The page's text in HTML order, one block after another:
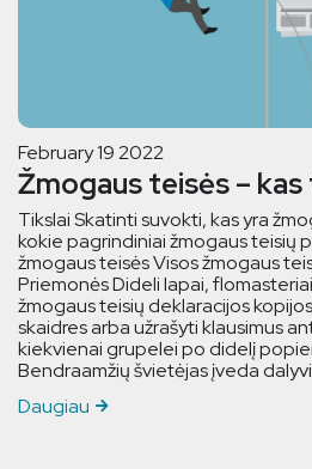
February 19 2022
Žmogaus teisės – kas
Tikslai Skatinti suvokti, kas yra
kokie pagrindiniai žmogaus teisių
žmogaus teisės Visos žmogaus
Priemonės Dideli lapai,
žmogaus teisių deklaracijos
skaidres arba užrašyti klausimus
kiekvienai grupelei po didelį
Bendraamžių švietėjas įveda
Daugiau